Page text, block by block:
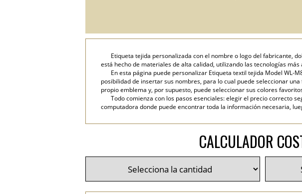
Etiqueta tejida personalizada con el nombre o logo del fabricante,
está hecho de materiales de alta calidad, utilizando las tecnologías
En esta página puede personalizar Etiqueta textil tejida Model WL-
posibilidad de insertar sus nombres, para lo cual puede seleccionar
propio emblema y, por supuesto, puede seleccionar sus colores
Todo comienza con los pasos esenciales: elegir el precio correcto
computadora donde puede encontrar toda la información necesaria,
CALCULADOR